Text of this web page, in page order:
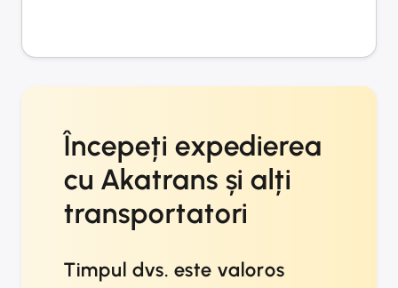
Începeți expedierea
cu Akatrans și alți
transportatori
Timpul dvs. este valoros